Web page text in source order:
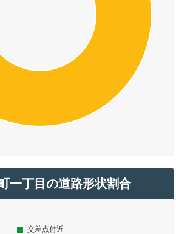
一丁目の道路形状割合